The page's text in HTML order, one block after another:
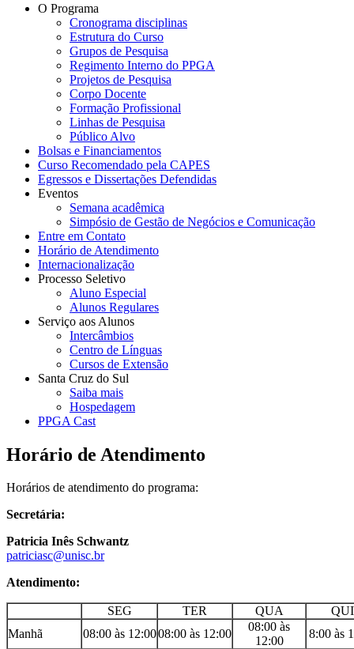
O Programa
Cronograma disciplinas
Estrutura do Curso
Grupos de Pesquisa
Regimento Interno do PPGA
Projetos de Pesquisa
Corpo Docente
Formação Profissional
Linhas de Pesquisa
Público Alvo
Bolsas e Financiamentos
Curso Recomendado pela CAPES
Egressos e Dissertações Defendidas
Eventos
Semana acadêmica
Simpósio de Gestão de Negócios e Comunicação
Entre em Contato
Horário de Atendimento
Internacionalização
Processo Seletivo
Aluno Especial
Alunos Regulares
Serviço aos Alunos
Intercâmbios
Centro de Línguas
Cursos de Extensão
Santa Cruz do Sul
Saiba mais
Hospedagem
PPGA Cast
Horário de Atendimento
Horários de atendimento do programa:
Secretária:
Patricia Inês Schwantz
patriciasc@unisc.br
Atendimento:
SEG TER QUA
QUI
Manhã
08:00 às 12:0008:00 às 12:00
08:00 às
12:00
8:00 às